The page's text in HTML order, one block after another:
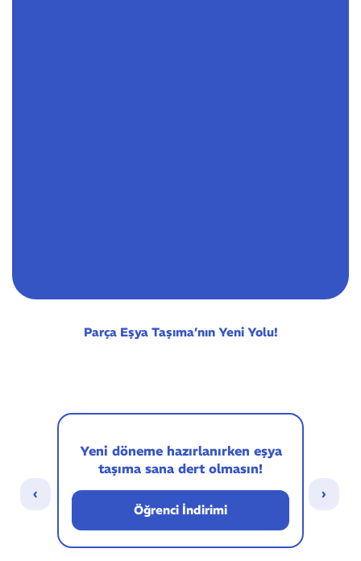
Parça Eşya Taşıma’nın Yeni Yolu!
‹
Yeni döneme hazırlanırken eşya
taşıma sana dert olmasın!
Öğrenci İndirimi
›